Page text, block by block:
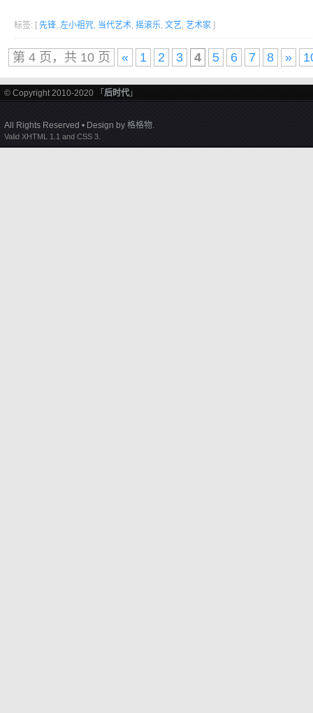
标签: [ 先锋, 左小祖咒, 当代艺术, 摇滚乐, 文艺, 艺术家 ]
第 4 页，共 10 页 « 1 2 3 4 5 6 7 8 »
© Copyright 2010-2020 「 后时代 」
All Rights Reserved • Design by 格格物.
Valid XHTML 1.1 and CSS 3.